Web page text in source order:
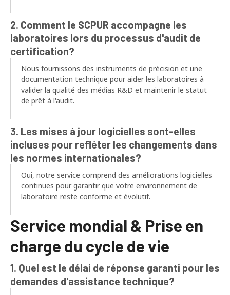
2. Comment le SCPUR accompagne les
laboratoires lors du processus d'audit de
certification?
Nous fournissons des instruments de précision et une
documentation technique pour aider les laboratoires à
valider la qualité des médias R&D et maintenir le statut
de prêt à l'audit.
3. Les mises à jour logicielles sont-elles
incluses pour refléter les changements dans
les normes internationales?
Oui, notre service comprend des améliorations logicielles
continues pour garantir que votre environnement de
laboratoire reste conforme et évolutif.
Service mondial & Prise en
charge du cycle de vie
1. Quel est le délai de réponse garanti pour les
demandes d'assistance technique?